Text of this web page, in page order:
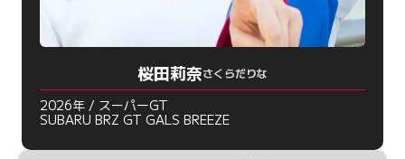
桜田莉奈さくらだりな
2026年 / スーパーGT
SUBARU BRZ GT GALS BREEZE